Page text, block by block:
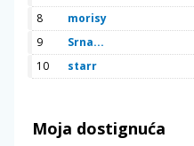
8
morisy
9
Srna...
10
starr
Moja dostignuća